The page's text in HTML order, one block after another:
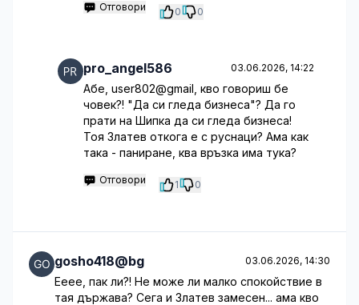
Отговори 0 0
pro_angel586 03.06.2026, 14:22
Абе, user802@gmail, кво говориш бе
човек?! "Да си гледа бизнеса"? Да го
прати на Шипка да си гледа бизнеса!
Тоя Златев откога е с руснаци? Ама как
така - паниране, ква връзка има тука?
Отговори 1 0
gosho418@bg 03.06.2026, 14:30
Ееее, пак ли?! Не може ли малко спокойствие в
тая държава? Сега и Златев замесен... ама кво